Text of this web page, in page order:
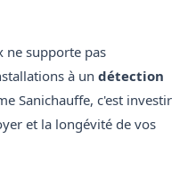
ne supporte pas
à un détection
Sanichauffe, c'est investir
et la longévité de vos